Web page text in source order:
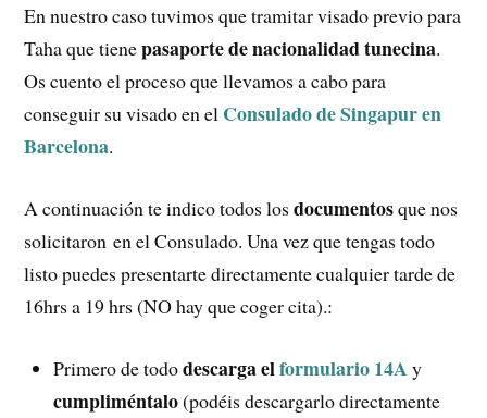
En nuestro caso tuvimos que tramitar visado previo para
Taha que tienepasaporte de nacionalidad tunecina.
Os cuento el proceso que llevamos a cabo para
conseguir su visado en el Consulado de Singapur en
Barcelona.
A continuación te indico todos losdocumentosque nos
solicitaron en el Consulado. Una vez que tengas todo
listo puedes presentarte directamente cualquier tarde de
16hrs a 19 hrs (NO hay que coger cita).:
Primero de tododescarga elformulario 14Ay
cumpliméntalo(podéis descargarlo directamente